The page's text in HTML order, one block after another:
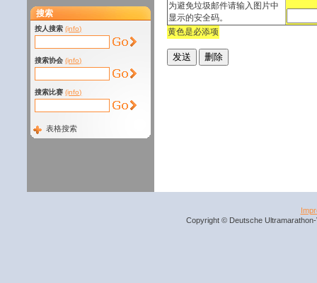
搜索
按人搜索 (info)
搜索协会 (info)
搜索比赛 (info)
表格搜索
为避免垃圾邮件请输入图片中
显示的安全码。
黄色是必添项
Copyright © Deutsche